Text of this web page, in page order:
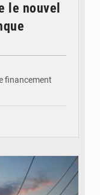
le nouvel
financement